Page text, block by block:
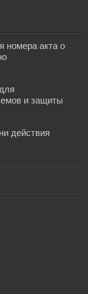
номера акта о
и защиты
действия